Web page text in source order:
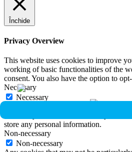
Închide
Privacy Overview
This website uses cookies to improve
working of basic functionalities of the
consent. You also have the option to
Necessary
Necessary
store any personal information.
Non-necessary
Non-necessary